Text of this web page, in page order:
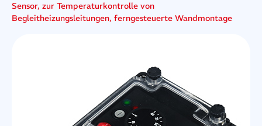
Sensor, zur Temperaturkontrolle von
Begleitheizungsleitungen, ferngesteuerte Wandmontage